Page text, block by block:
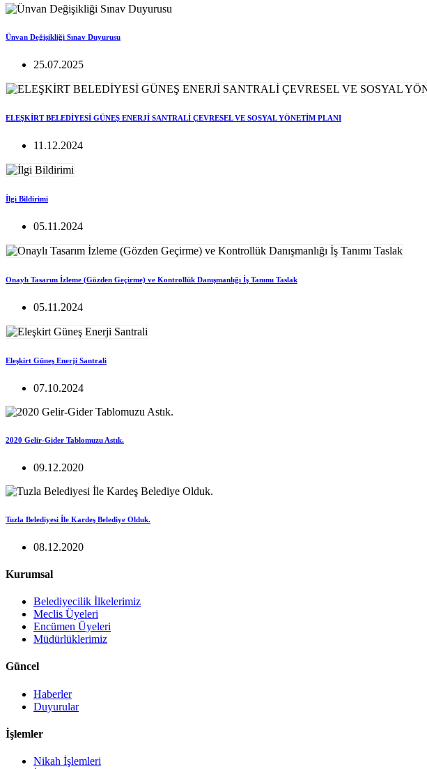
Ünvan Değişikliği Sınav Duyurusu
25.07.2025
ELEŞKİRT BELEDİYESİ GÜNEŞ ENERJİ SANTRALİ ÇEVRESEL VE SOSYAL YÖNETİM PLANI
11.12.2024
İlgi Bildirimi
05.11.2024
Onaylı Tasarım İzleme (Gözden Geçirme) ve Kontrollük Danışmanlığı İş Tanımı Taslak
05.11.2024
Eleşkirt Güneş Enerji Santrali
07.10.2024
2020 Gelir-Gider Tablomuzu Astık.
09.12.2020
Tuzla Belediyesi İle Kardeş Belediye Olduk.
08.12.2020
Kurumsal
Belediyecilik İlkelerimiz
Meclis Üyeleri
Encümen Üyeleri
Müdürlüklerimiz
Güncel
Haberler
Duyurular
İşlemler
Nikah İşlemleri